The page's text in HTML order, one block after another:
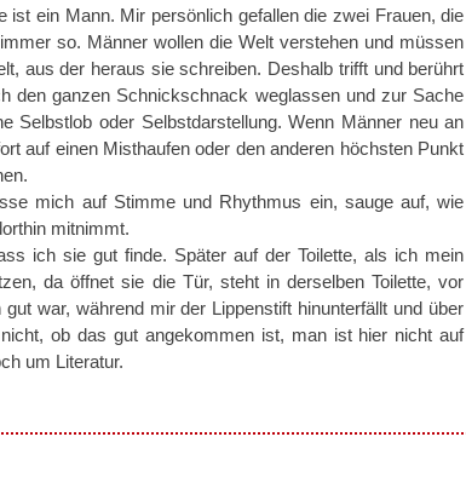
ein Mann. Mir persönlich gefallen die zwei Frauen, die
so. Männer wollen die Welt verstehen und müssen
aus der heraus sie schreiben. Deshalb trifft und berührt
den ganzen Schnickschnack weglassen und zur Sache
Selbstlob oder Selbstdarstellung. Wenn Männer neu an
auf einen Misthaufen oder den anderen höchsten Punkt
mich auf Stimme und Rhythmus ein, sauge auf, wie
mitnimmt.
ich sie gut finde. Später auf der Toilette, als ich mein
da öffnet sie die Tür, steht in derselben Toilette, vor
war, während mir der Lippenstift hinunterfällt und über
ob das gut angekommen ist, man ist hier nicht auf
um Literatur.